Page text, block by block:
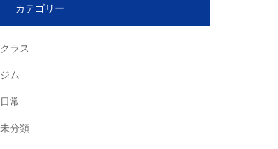
カテゴリー
クラス
ジム
日常
未分類